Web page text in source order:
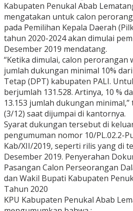
Kabupaten Penukal Abab
mengatakan untuk calon
pada Pemilihan Kepala Daerah
tahun 2020-2024 akan dimulai
Desember 2019 mendatang.
“Ketika dimulai, calon perorangan
jumlah dukungan minimal 10%
Tetap (DPT) kabupaten PALI.
berjumlah 131.528. Artinya, 10 %
13.153 jumlah dukungan
(3/12) saat dijumpai di kantornya.
Syarat dukungan tersebut di
pengumuman nomor 10/PL.02.2-
Kab/XII/2019, seperti rilis yang di
Desember 2019. Penyerahan
Pasangan Calon Perseorangan
dan Wakil Bupati Kabupaten
Tahun 2020
KPU Kabupaten Penukal Abab